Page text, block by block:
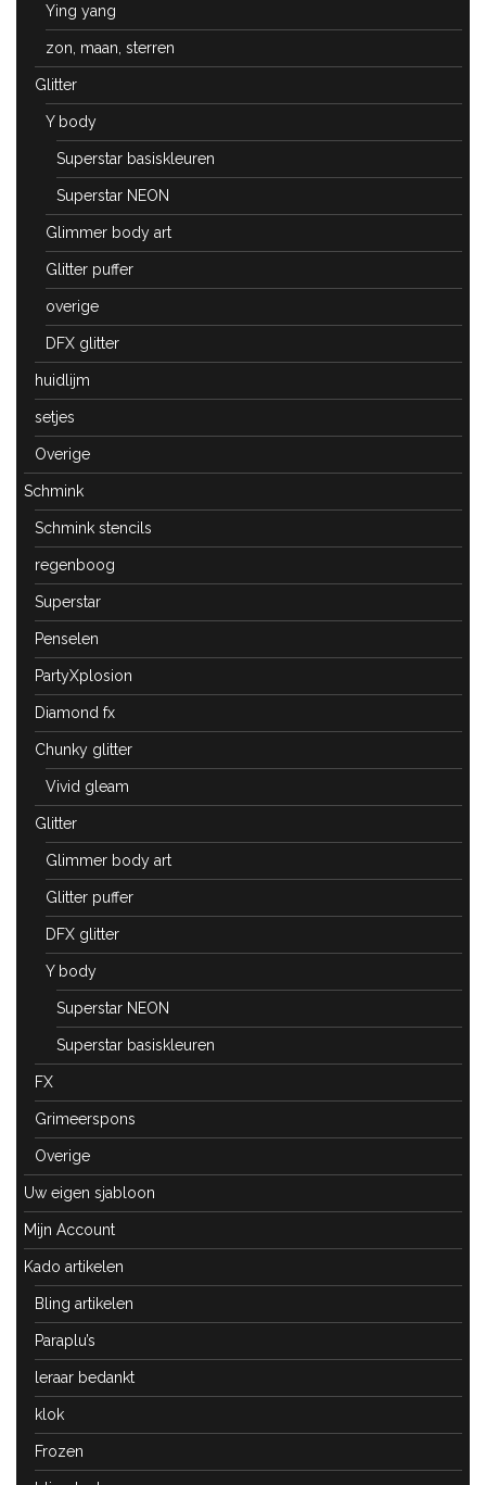
Ying yang
zon, maan, sterren
Glitter
Y body
Superstar basiskleuren
Superstar NEON
Glimmer body art
Glitter puffer
overige
DFX glitter
huidlijm
setjes
Overige
Schmink
Schmink stencils
regenboog
Superstar
Penselen
PartyXplosion
Diamond fx
Chunky glitter
Vivid gleam
Glitter
Glimmer body art
Glitter puffer
DFX glitter
Y body
Superstar NEON
Superstar basiskleuren
FX
Grimeerspons
Overige
Uw eigen sjabloon
Mijn Account
Kado artikelen
Bling artikelen
Paraplu’s
leraar bedankt
klok
Frozen